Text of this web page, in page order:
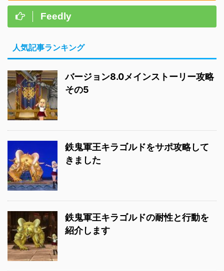
Feedly
人気記事ランキング
バージョン8.0メインストーリー攻略
その5
鉄鬼軍王キラゴルドをサポ攻略して
きました
鉄鬼軍王キラゴルドの耐性と行動を
紹介します